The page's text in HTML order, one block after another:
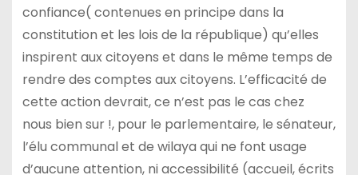
confiance( contenues en principe dans la
constitution et les lois de la république) qu’elles
inspirent aux citoyens et dans le même temps de
rendre des comptes aux citoyens. L’efficacité de
cette action devrait, ce n’est pas le cas chez
nous bien sur !, pour le parlementaire, le sénateur,
l’élu communal et de wilaya qui ne font usage
d’aucune attention, ni accessibilité (accueil, écrits